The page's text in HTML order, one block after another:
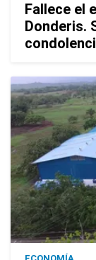
Fallece el
Donderis.